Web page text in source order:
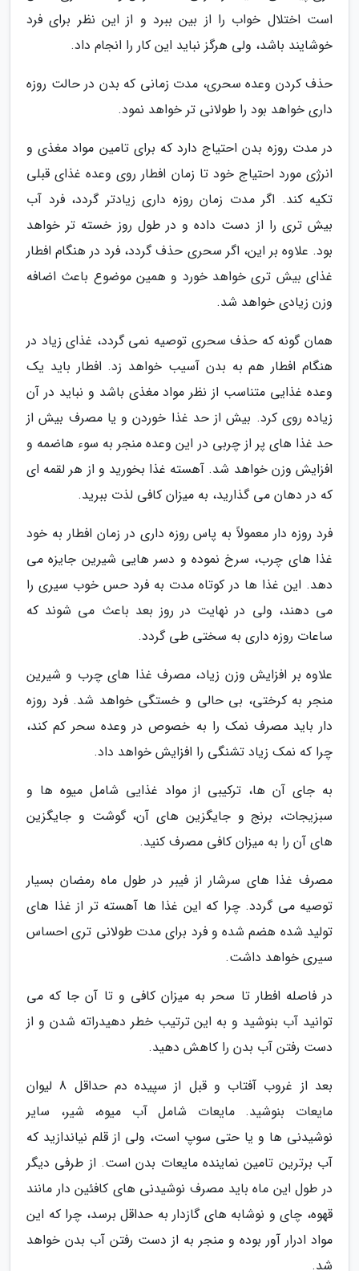
است اختلال خواب را از بین ببرد و از این نظر برای فرد
خوشایند باشد، ولی هرگز نباید این کار را انجام داد.
حذف کردن وعده سحری، مدت زمانی که بدن در حالت روزه
داری خواهد بود را طولانی تر خواهد نمود.
در مدت روزه بدن احتیاج دارد که برای تامین مواد مغذی و
انرژی مورد احتیاج خود تا زمان افطار روی وعده غذای قبلی
تکیه کند. اگر مدت زمان روزه داری زیادتر گردد، فرد آب
بیش تری را از دست داده و در طول روز خسته تر خواهد
بود. علاوه بر این، اگر سحری حذف گردد، فرد در هنگام افطار
غذای بیش تری خواهد خورد و همین موضوع باعث اضافه
وزن زیادی خواهد شد.
همان گونه که حذف سحری توصیه نمی گردد، غذای زیاد در
هنگام افطار هم به بدن آسیب خواهد زد. افطار باید یک
وعده غذایی متناسب از نظر مواد مغذی باشد و نباید در آن
زیاده روی کرد. بیش از حد غذا خوردن و یا مصرف بیش از
حد غذا های پر از چربی در این وعده منجر به سوء هاضمه و
افزایش وزن خواهد شد. آهسته غذا بخورید و از هر لقمه ای
که در دهان می گذارید، به میزان کافی لذت ببرید.
فرد روزه دار معمولاً به پاس روزه داری در زمان افطار به خود
غذا های چرب، سرخ نموده و دسر هایی شیرین جایزه می
دهد. این غذا ها در کوتاه مدت به فرد حس خوب سیری را
می دهند، ولی در نهایت در روز بعد باعث می شوند که
ساعات روزه داری به سختی طی گردد.
علاوه بر افزایش وزن زیاد، مصرف غذا های چرب و شیرین
منجر به کرختی، بی حالی و خستگی خواهد شد. فرد روزه
دار باید مصرف نمک را به خصوص در وعده سحر کم کند،
چرا که نمک زیاد تشنگی را افزایش خواهد داد.
به جای آن ها، ترکیبی از مواد غذایی شامل میوه ها و
سبزیجات، برنج و جایگزین های آن، گوشت و جایگزین
های آن را به میزان کافی مصرف کنید.
مصرف غذا های سرشار از فیبر در طول ماه رمضان بسیار
توصیه می گردد. چرا که این غذا ها آهسته تر از غذا های
تولید شده هضم شده و فرد برای مدت طولانی تری احساس
سیری خواهد داشت.
در فاصله افطار تا سحر به میزان کافی و تا آن جا که می
توانید آب بنوشید و به این ترتیب خطر دهیدراته شدن و از
دست رفتن آب بدن را کاهش دهید.
بعد از غروب آفتاب و قبل از سپیده دم حداقل 8 لیوان
مایعات بنوشید. مایعات شامل آب میوه، شیر، سایر
نوشیدنی ها و یا حتی سوپ است، ولی از قلم نیاندازید که
آب برترین تامین نماینده مایعات بدن است. از طرفی دیگر
در طول این ماه باید مصرف نوشیدنی های کافئین دار مانند
قهوه، چای و نوشابه های گازدار به حداقل برسد، چرا که این
مواد ادرار آور بوده و منجر به از دست رفتن آب بدن خواهد
شد.